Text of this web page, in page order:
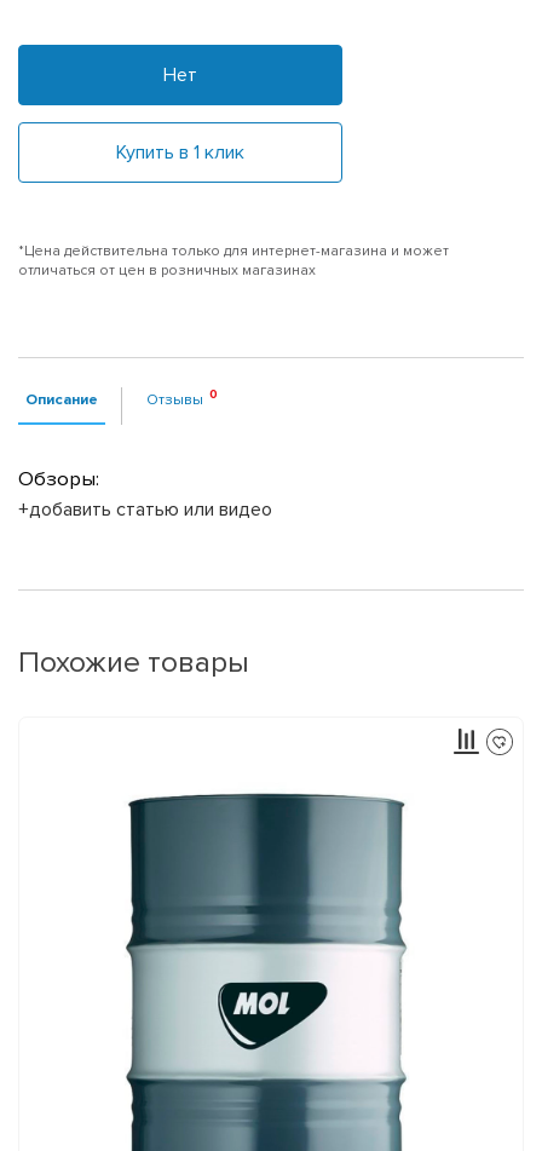
Нет
Купить в 1 клик
*Цена действительна только для интернет-магазина и может
отличаться от цен в розничных магазинах
Описание Отзывы
Обзоры:
+добавить статью или видео
Похожие товары